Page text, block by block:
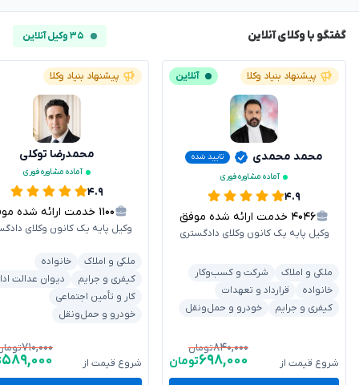
گفتگو با وکلای آنلاین ۳۵ وکیل آنلاین
پیشنهاد بنیاد وکلا آنلاین
محمد محمدی
تایید شده
آماده مشاوره فوری
۴.۹
۴۰۴۶ خدمت ارائه شده موفق
وکیل پایه یک کانون وکلای دادگستری
ملکی و املاک
شرکت و کسب‌وکار
خانواده
قرارداد و تعهدات
کیفری و جرایم
خودرو و حمل‌ونقل
شروع قیمت از
۸۴۰,۰۰۰تومان
۶۹۸,۰۰۰تومان
پیشنهاد بنیاد وکلا
محمدرضا توکلی
آماده مشاوره فوری
۴.۹
۱۱۰۰ خدمت ارائه شده موفق
وکیل پایه یک کانون وکلای
ملکی و املاک
خانواده
کیفری و جرایم
دیوان عدالت
کار و تأمین اجتماعی
خودرو و حمل‌ونقل
شروع قیمت از
۷۱۰,۰۰۰
۵۸۹,۰۰۰